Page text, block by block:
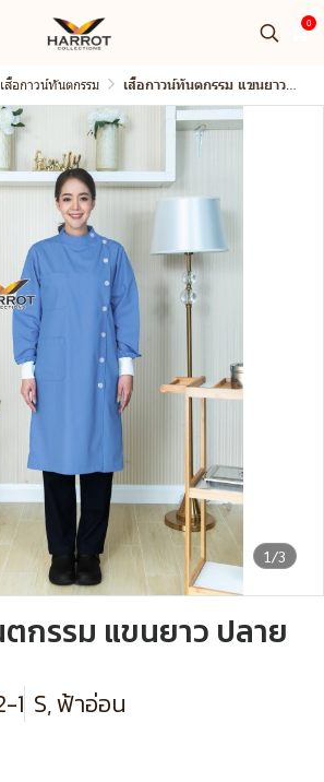
0
เสื้อกาวน์ทันตกรรม เสื้อกาวน์ทันตกรรม แขนยาว ปลายแขนจั๊ม
1/3
กรรม แขนยาว ปลาย
1 S, ฟ้าอ่อน